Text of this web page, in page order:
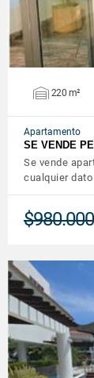
220 m²
Apartamento
SE VENDE
Se vende
cualquier